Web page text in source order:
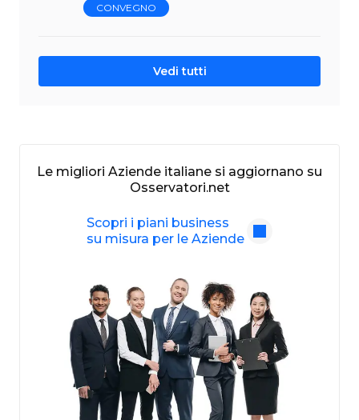
CONVEGNO
Vedi tutti
Le migliori Aziende italiane si aggiornano su
Osservatori.net
Scopri i piani business
su misura per le Aziende